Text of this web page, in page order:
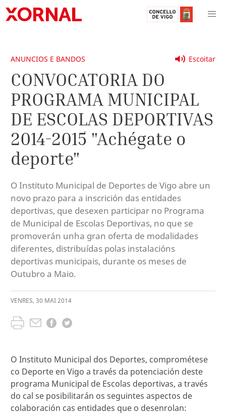
Escoitar
ANUNCIOS E BANDOS
CONVOCATORIA DO
PROGRAMA MUNICIPAL
DE ESCOLAS DEPORTIVAS
2014-2015 "Achégate o
deporte"
O Instituto Municipal de Deportes de Vigo abre un
novo prazo para a inscrición das entidades
deportivas, que desexen participar no Programa
de Municipal de Escolas Deportivas, no que se
promoverán unha gran oferta de modalidades
diferentes, distribuídas polas instalacións
deportivas municipais, durante os meses de
Outubro a Maio.
VENRES, 30 MAI2014
O Instituto Municipal dos Deportes, comprométese
co Deporte en Vigo a través da potenciación deste
programa Municipal de Escolas deportivas, a través
do cal se posibilitarán os seguintes aspectos de
colaboración cas entidades que o desenrolan: